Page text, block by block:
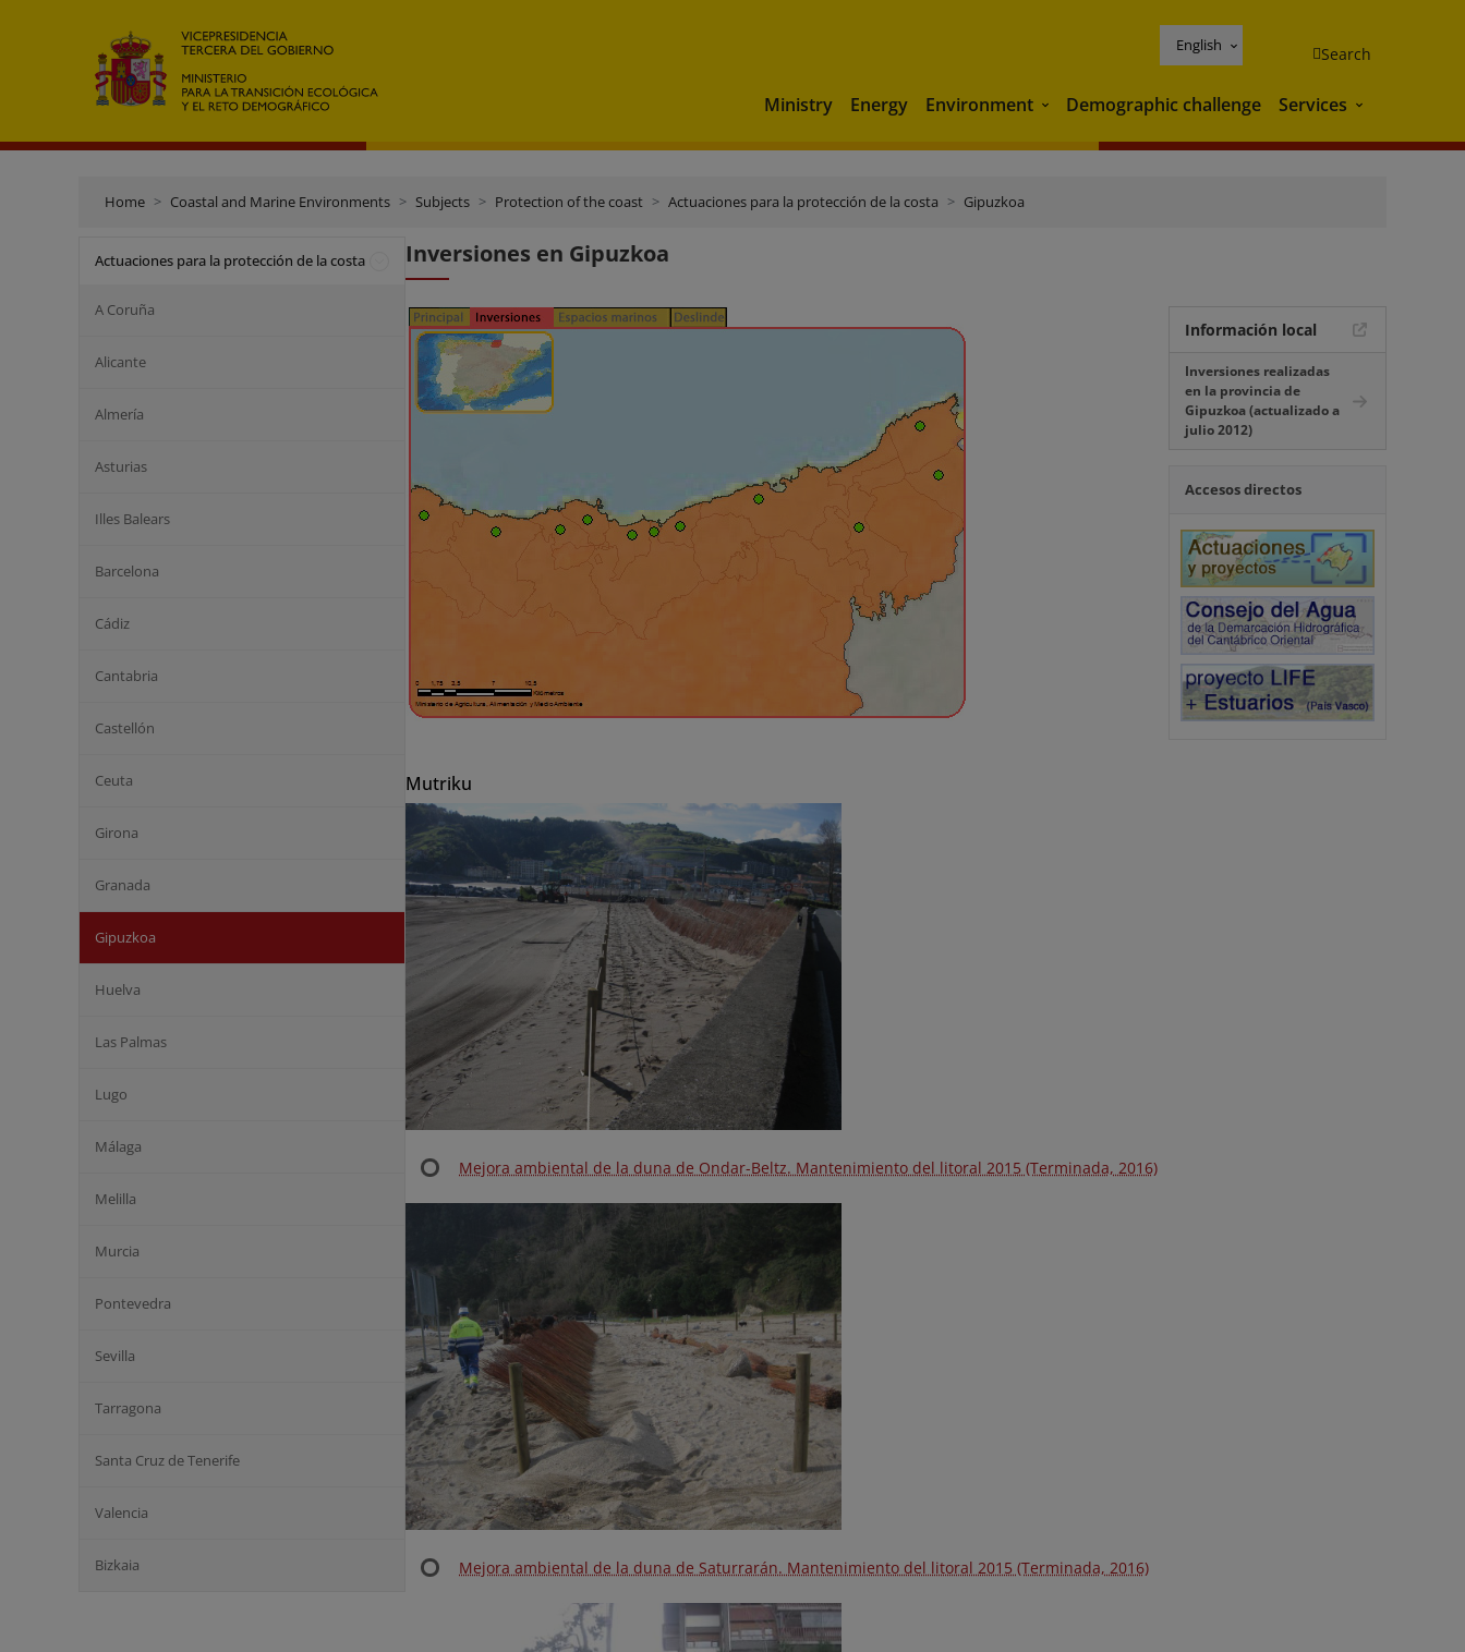
English Search
Ministry Energy Environment Environment
Demographic challenge Services Services
Home Coastal and Marine Environments Subjects Protection of the coast Actuaciones para la protección de la costa Gipuzkoa
Actuaciones para la protección de la costa
A Coruña
Alicante
Almería
Asturias
Illes Balears
Barcelona
Cádiz
Cantabria
Castellón
Ceuta
Girona
Granada
Gipuzkoa
Huelva
Las Palmas
Lugo
Málaga
Melilla
Murcia
Pontevedra
Sevilla
Tarragona
Santa Cruz de Tenerife
Valencia
Bizkaia
Inversiones en Gipuzkoa
Mutriku
Mejora ambiental de la duna de Ondar-Beltz. Mantenimiento del litoral 2015 (Terminada, 2016)
Mejora ambiental de la duna de Saturrarán. Mantenimiento del litoral 2015 (Terminada, 2016)
Información local
Inversiones realizadas
en la provincia de
Gipuzkoa (actualizado a
julio 2012)
Accesos directos